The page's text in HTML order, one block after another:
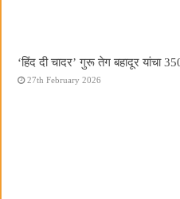
‘हिंद दी चादर’ गुरू तेग बहादूर यांचा
27th February 2026